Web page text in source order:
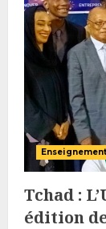
Tchad :
édition